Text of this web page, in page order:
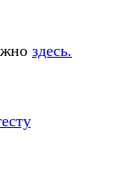
здесь.